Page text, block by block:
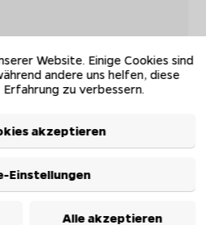
Website. Einige Cookies sind
andere uns helfen, diese
zu verbessern.
akzeptieren
Einstellungen
Alle akzeptieren